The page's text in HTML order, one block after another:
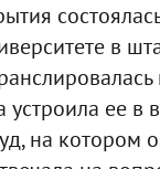
в
устроила ее в
на котором